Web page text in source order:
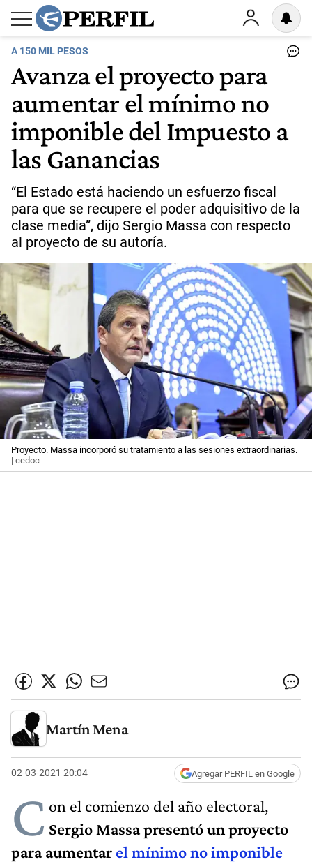
A 150 MIL PESOS
Avanza el proyecto para
aumentar el mínimo no
imponible del Impuesto a
las Ganancias
“El Estado está haciendo un esfuerzo fiscal
para que se recupere el poder adquisitivo de la
clase media”, dijo Sergio Massa con respecto
al proyecto de su autoría.
Proyecto. Massa incorporó su tratamiento a las sesiones extraordinarias.
| cedoc
Martín Mena
02-03-2021 20:04 Agregar PERFIL en Google
C on el comienzo del año electoral,
Sergio Massa presentó un proyecto
para aumentar el mínimo no imponible